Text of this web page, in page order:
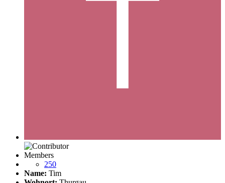
Members
250
Name: Tim